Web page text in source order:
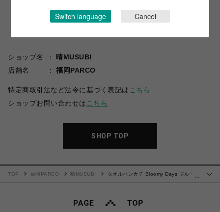
ショップ名
晴MUSUBI
店舗名
福岡PARCO
特定商取引法など法令に基づく表記は こちら
ショップお問い合わせは こちら
SHOP TOP
TOP 福岡PARCO 晴MUSUBI
タオルハンカチ Bloomy Days ブルーミ
Switch language Cancel